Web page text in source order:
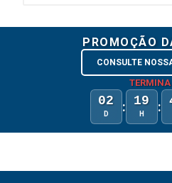
PROMOÇÃO
CONSULTE
TERMINA
02
D : 19
H :